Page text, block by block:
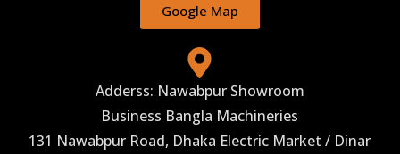
Google Map
Adderss: Nawabpur Showroom
Business Bangla Machineries
131 Nawabpur Road, Dhaka Electric Market / Dinar